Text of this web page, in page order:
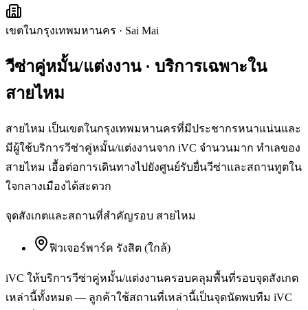
เขตในกรุงเทพมหานคร · Sai Mai
วีซ่าคู่หมั้น/แต่งงาน· บริการเฉพาะใน
สายไหม
สายไหม เป็นเขตในกรุงเทพมหานครที่มีประชากรหนาแน่นและ
มีผู้ใช้บริการวีซ่าคู่หมั้น/แต่งงานจาก iVC จำนวนมาก ทำเลของ
สายไหม เอื้อต่อการเดินทางไปยังศูนย์รับยื่นวีซ่าและสถานทูตใน
ใจกลางเมืองได้สะดวก
จุดสังเกตและสถานที่สำคัญรอบ สายไหม
ฟิวเจอร์พาร์ค รังสิต (ใกล้)
iVC ให้บริการวีซ่าคู่หมั้น/แต่งงานครอบคลุมพื้นที่รอบจุดสังเกต
เหล่านี้ทั้งหมด — ลูกค้าใช้สถานที่เหล่านี้เป็นจุดนัดพบทีม iVC